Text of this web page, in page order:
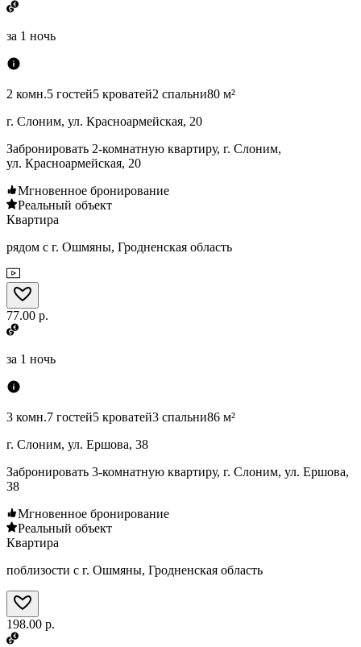
за 1 ночь
2 комн.5 гостей5 кроватей2 спальни80 м²
г. Слоним, ул. Красноармейская, 20
Забронировать 2-комнатную квартиру, г. Слоним,
ул. Красноармейская, 20
Мгновенное бронирование
Реальный объект
Квартира
рядом с г. Ошмяны, Гродненская область
77.00 р.
за 1 ночь
3 комн.7 гостей5 кроватей3 спальни86 м²
г. Слоним, ул. Ершова, 38
Забронировать 3-комнатную квартиру, г. Слоним, ул. Ершова,
38
Мгновенное бронирование
Реальный объект
Квартира
поблизости с г. Ошмяны, Гродненская область
198.00 р.